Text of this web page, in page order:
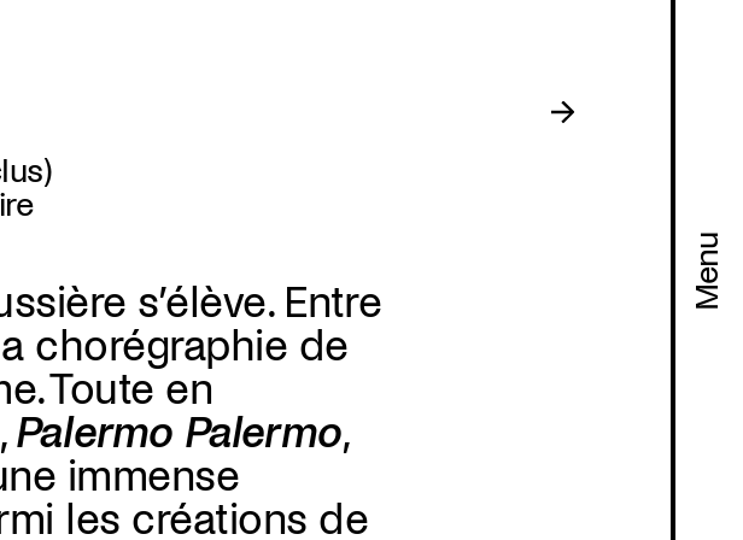
Menu
s’élève. Entre
chorégraphie de
Toute en
Palermo Palermo,
immense
les créations de